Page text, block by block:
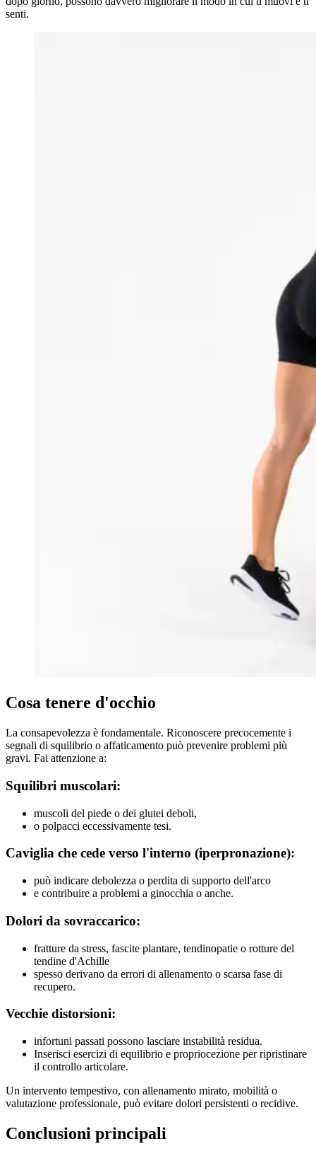
senti.
Cosa tenere d'occhio
La consapevolezza è fondamentale. Riconoscere precocemente i
segnali di squilibrio o affaticamento può prevenire problemi più
gravi. Fai attenzione a:
Squilibri muscolari:
muscoli del piede o dei glutei deboli,
o polpacci eccessivamente tesi.
Caviglia che cede verso l'interno (iperpronazione):
può indicare debolezza o perdita di supporto dell'arco
e contribuire a problemi a ginocchia o anche.
Dolori da sovraccarico:
fratture da stress, fascite plantare, tendinopatie o rotture del
tendine d'Achille
spesso derivano da errori di allenamento o scarsa fase di
recupero.
Vecchie distorsioni:
infortuni passati possono lasciare instabilità residua.
Inserisci esercizi di equilibrio e propriocezione per ripristinare
il controllo articolare.
Un intervento tempestivo, con allenamento mirato, mobilità o
valutazione professionale, può evitare dolori persistenti o recidive.
Conclusioni principali